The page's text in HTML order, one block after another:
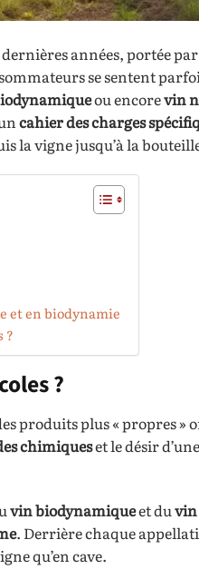
années, portée
se sentent
ou encorevin
cahier des charges
la vigne jusqu’à la
et en biodynamie
?
?
produits plus « propres »
chimiqueset le désir d’une
vin biodynamiqueet du
. Derrière chaque
qu’en cave.